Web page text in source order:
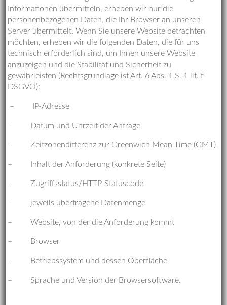
Informationen übermitteln, erheben wir nur die
personenbezogenen Daten, die Ihr Browser an unseren
Server übermittelt. Wenn Sie unsere Website betrachten
möchten, erheben wir die folgenden Daten, die für uns
technisch erforderlich sind, um Ihnen unsere Website
anzuzeigen und die Stabilität und Sicherheit zu
gewährleisten (Rechtsgrundlage ist Art. 6 Abs. 1 S. 1 lit. f
DSGVO):
– IP-Adresse
– Datum und Uhrzeit der Anfrage
– Zeitzonendifferenz zur Greenwich Mean Time (GMT)
– Inhalt der Anforderung (konkrete Seite)
– Zugriffsstatus/HTTP-Statuscode
– jeweils übertragene Datenmenge
– Website, von der die Anforderung kommt
– Browser
– Betriebssystem und dessen Oberfläche
– Sprache und Version der Browsersoftware.